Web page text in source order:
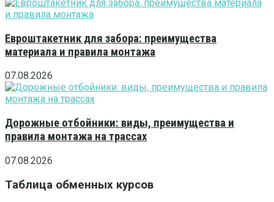
Евроштакетник для забора: преимущества
материала и правила монтажа
07.08.2026
Дорожные отбойники: виды, преимущества и
правила монтажа на трассах
07.08.2026
Таблица обменных курсов